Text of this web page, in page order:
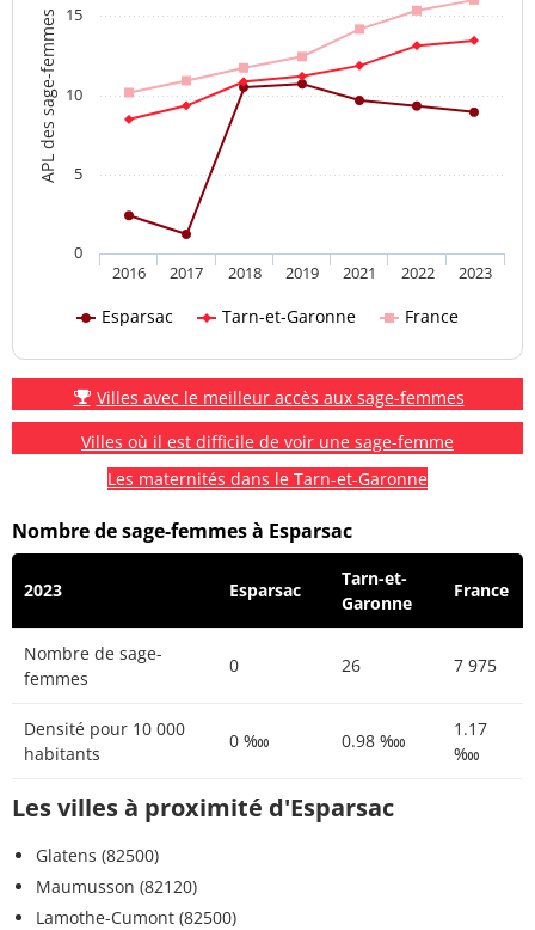
APL des sage-femmes
Esparsac Tarn-et-Garonne France
2016 2017 2018 2019 2021 2022 2023
0
5
10
15
Villes avec le meilleur accès aux sage-femmes
Villes où il est difficile de voir une sage-femme
Les maternités dans le Tarn-et-Garonne
Nombre de sage-femmes à Esparsac
2023 Esparsac
Tarn-et-
Garonne
France
Nombre de sage-
femmes
0 26 7 975
Densité pour 10 000
habitants
0 ‱ 0.98 ‱
1.17
‱
Les villes à proximité d'Esparsac
Glatens (82500)
Maumusson (82120)
Lamothe-Cumont (82500)